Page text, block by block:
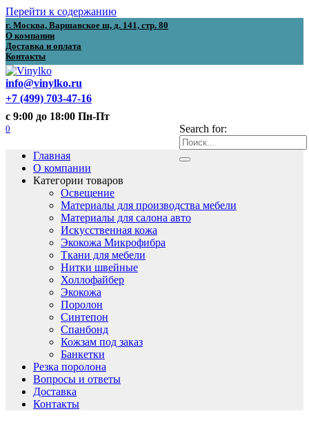
Перейти к содержанию
г. Москва, Варшавское ш, д. 141, стр. 80
О компании
Доставка и оплата
Контакты
info@vinylko.ru
+7 (499) 703-47-16
с 9:00 до 18:00 Пн-Пт
Search for:
0
Главная
О компании
Категории товаров
Освещение
Материалы для производства мебели
Материалы для салона авто
Искусственная кожа
Экокожа Микрофибра
Ткани для мебели
Нитки швейные
Холлофайбер
Экокожа
Поролон
Синтепон
Спанбонд
Кожзам под заказ
Банкетки
Резка поролона
Вопросы и ответы
Доставка
Контакты